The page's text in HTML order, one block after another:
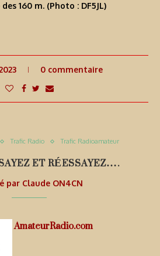
160 m. (Photo : DF5JL)
0 commentaire
Trafic Radio Trafic Radioamateur
ET RÉESSAYEZ….
par Claude ON4CN
AmateurRadio.com